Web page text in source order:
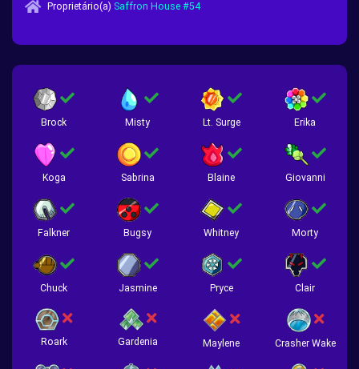
Proprietário(a) Saffron House #54
Brock Misty Lt. Surge Erika
Koga Sabrina Blaine Giovanni
Falkner Bugsy Whitney Morty
Chuck Jasmine Pryce Clair
Roark Gardenia Maylene Crasher Wake